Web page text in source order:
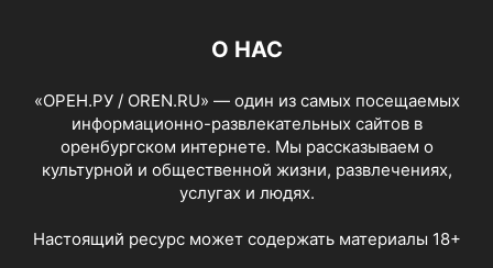
О НАС
«ОРЕН.РУ / OREN.RU» — один из самых посещаемых
информационно-развлекательных сайтов в
оренбургском интернете. Мы рассказываем о
культурной и общественной жизни, развлечениях,
услугах и людях.
Настоящий ресурс может содержать материалы 18+